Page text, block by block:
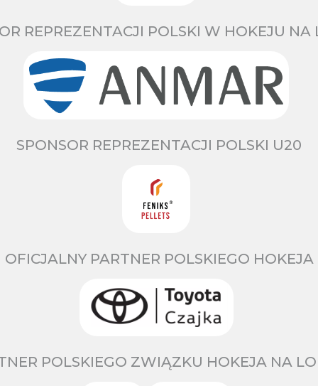
REPREZENTACJI POLSKI W HOKEJU NA
SPONSOR REPREZENTACJI POLSKI U20
OFICJALNY PARTNER POLSKIEGO HOKEJA
POLSKIEGO ZWIĄZKU HOKEJA NA